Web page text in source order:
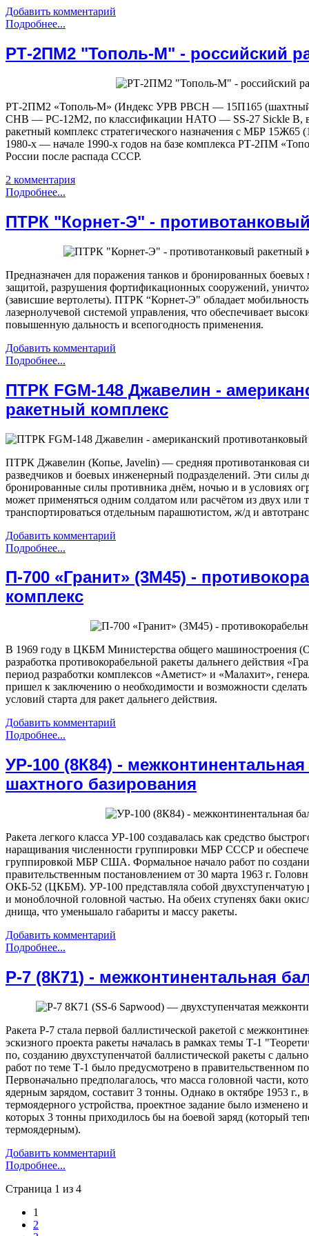
Добавить комментарий
Подробнее...
РТ-2ПМ2 "Тополь-М" - российский
РТ-2ПМ2 «Тополь-М» (Индекс УРВ РВСН — 15П165
СНВ — РС-12М2, по классификации НАТО — SS-27 Sickle B,
ракетный комплекс стратегического назначения c МБР
1980-х — начале 1990-х годов на базе комплекса РТ-2ПМ
России после распада СССР.
2 комментария
Подробнее...
ПТРК "Корнет-Э" -
Предназначен для поражения танков и бронированных
защитой, разрушения фортификационных сооружений,
(зависшие вертолеты). ПТРК “Корнет-Э" обладает
лазернолучевой системой управления, что обеспечивает
повышенную дальность и всепогодность применения.
Добавить комментарий
Подробнее...
ПТРК FGM-148 Джавелин -
ракетный комплекс
ПТРК Джавелин (Копье, Javelin) — средняя противотанковая
разведчиков и боевых инженерный подразделений. Эти силы
бронированные силы противника днём, ночью и в условиях
может применяться одним солдатом или расчётом из двух
транспортироваться отдельным парашютистом, ж/д и
Добавить комментарий
Подробнее...
П-700 «Гранит» (3М45) -
комплекс
В 1969 году в ЦКБМ Министерства общего машиностроения
разработка противокорабельной ракеты дальнего действия
период разработки комплексов «Аметист» и «Малахит»,
пришел к заключению о необходимости и возможности
условий старта для ракет дальнего действия.
Добавить комментарий
Подробнее...
УР-100 (8К84) - межконтинентальная
шахтного базирования
Ракета легкого класса УР-100 создавалась как средство
наращивания численности группировки МБР СССР и
группировкой МБР США. Формальное начало работ по
правительственным постановлением от 30 марта 1963 г.
ОКБ-52 (ЦКБМ). УР-100 представляла собой двухступенчатую
и моноблочной головной частью. На обеих ступенях баки
днища, что уменьшало габариты и массу ракеты.
Добавить комментарий
Подробнее...
Р-7 (8К71) - межконтинентальная
Ракета Р-7 стала первой баллистической ракетой с
эскизного проекта ракеты началась в рамках темы Т-1
по, созданию двухступенчатой баллистической ракеты с
работ по теме Т-1 было предусмотрено в правительственном
Первоначально предполагалось, что масса головной части,
ядерным зарядом, составит 3 тонны. Однако в октябре 1953 г.,
термоядерного устройства, проектное задание было изменено
которых 3 тонны приходилось бы на боевой заряд (который
термоядерным).
Добавить комментарий
Подробнее...
Страница 1 из 4
1
2